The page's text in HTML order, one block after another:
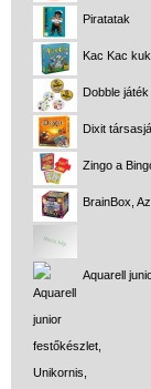
Piratatak
Kac Kac
Dobble játék
Dixit
Zingo a
BrainBox,
Aquarell